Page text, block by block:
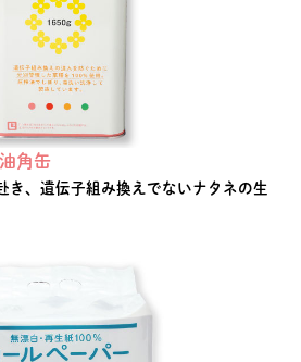
角缶
き、遺伝子組み換えでないナタネの生